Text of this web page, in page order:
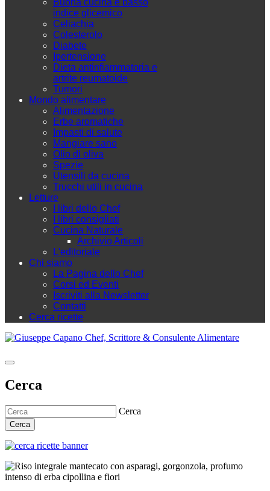
indice glicemico
Celiachia
Colesterolo
Diabete
Ipertensione
Dieta antinfiammatoria e
artrite reumatoide
Tumori
Mondo alimentare
Alimentazione
Erbe aromatiche
Impasti di salute
Mangiare sano
Olio di oliva
Spezie
Utensili da cucina
Trucchi utili in cucina
Letture
I libri dello Chef
I libri consigliati
Cucina Naturale
Archivio Articoli
L'editoriale
Chi siamo
La Pagina dello Chef
Corsi ed Eventi
Iscriviti alla Newsletter
Contatti
Cerca ricette
Cerca
Cerca
Cerca